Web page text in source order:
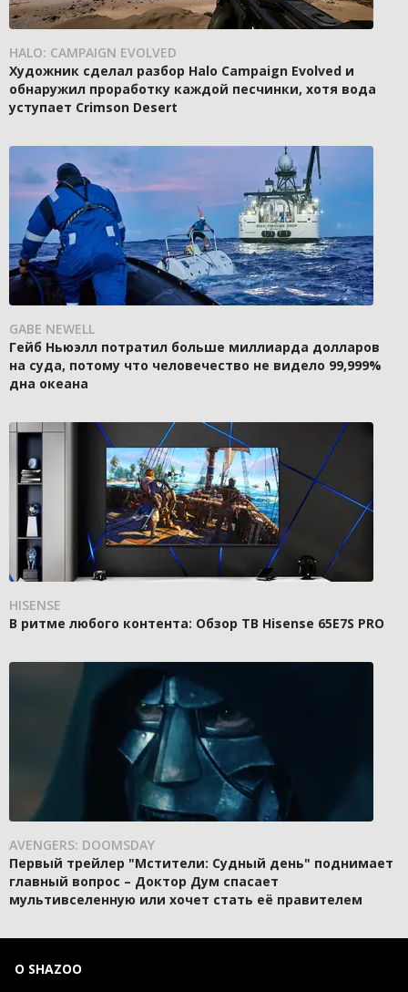
HALO: CAMPAIGN EVOLVED
Художник сделал разбор Halo Campaign Evolved и
обнаружил проработку каждой песчинки, хотя вода
уступает Crimson Desert
GABE NEWELL
Гейб Ньюэлл потратил больше миллиарда долларов
на суда, потому что человечество не видело 99,999%
дна океана
HISENSE
В ритме любого контента: Обзор ТВ Hisense 65E7S PRO
AVENGERS: DOOMSDAY
Первый трейлер "Мстители: Судный день" поднимает
главный вопрос – Доктор Дум спасает
мультивселенную или хочет стать её правителем
О SHAZOO